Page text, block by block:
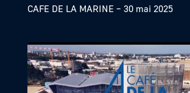
CAFE DE LA MARINE – 30 mai 2025